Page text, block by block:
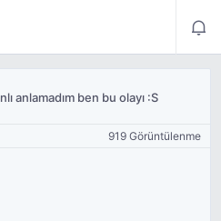
anlamadım ben bu olayı :S
919 Görüntülenme